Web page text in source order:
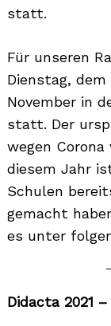
statt.
Für unseren
Dienstag, dem
November in
statt. Der
wegen Corona
diesem Jahr
Schulen
gemacht
es unter
Didacta 2021